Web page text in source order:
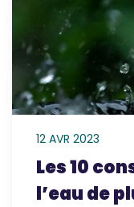
12 AVR 2023
Les 10
l’eau de